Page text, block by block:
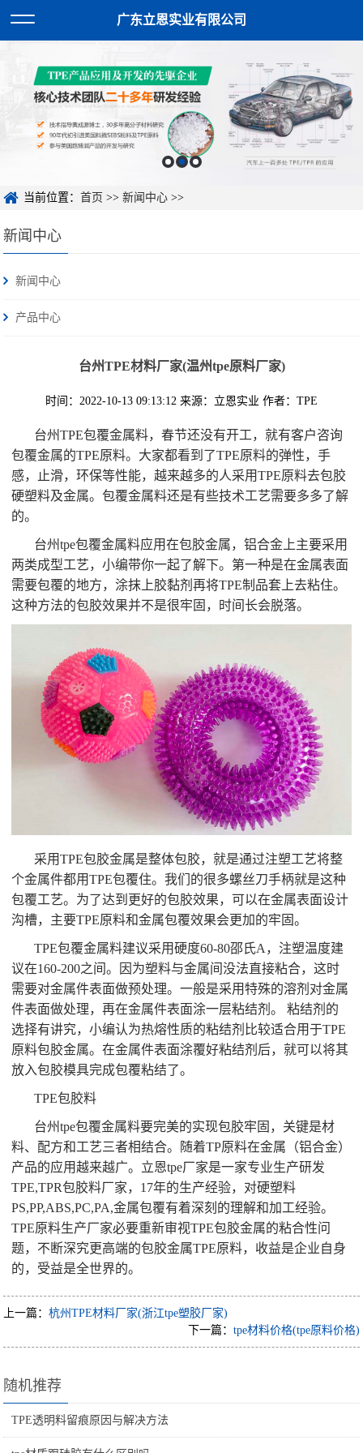
广东立恩实业有限公司
当前位置：首页 >>新闻中心 >>
新闻中心
新闻中心
产品中心
台州TPE材料厂家(温州tpe原料厂家)
时间：2022-10-13 09:13:12 来源：立恩实业 作者：TPE
台州TPE包覆金属料，春节还没有开工，就有客户咨询
包覆金属的TPE原料。大家都看到了TPE原料的弹性，手
感，止滑，环保等性能，越来越多的人采用TPE原料去包胶
硬塑料及金属。包覆金属料还是有些技术工艺需要多多了解
的。
台州tpe包覆金属料应用在包胶金属，铝合金上主要采用
两类成型工艺，小编带你一起了解下。第一种是在金属表面
需要包覆的地方，涂抹上胶黏剂再将TPE制品套上去粘住。
这种方法的包胶效果并不是很牢固，时间长会脱落。
采用TPE包胶金属是整体包胶，就是通过注塑工艺将整
个金属件都用TPE包覆住。我们的很多螺丝刀手柄就是这种
包覆工艺。为了达到更好的包胶效果，可以在金属表面设计
沟槽，主要TPE原料和金属包覆效果会更加的牢固。
TPE包覆金属料建议采用硬度60-80邵氏A，注塑温度建
议在160-200之间。因为塑料与金属间没法直接粘合，这时
需要对金属件表面做预处理。一般是采用特殊的溶剂对金属
件表面做处理，再在金属件表面涂一层粘结剂。 粘结剂的
选择有讲究，小编认为热熔性质的粘结剂比较适合用于TPE
原料包胶金属。在金属件表面涂覆好粘结剂后，就可以将其
放入包胶模具完成包覆粘结了。
TPE包胶料
台州tpe包覆金属料要完美的实现包胶牢固，关键是材
料、配方和工艺三者相结合。随着TP原料在金属（铝合金）
产品的应用越来越广。立恩tpe厂家是一家专业生产研发
TPE,TPR包胶料厂家，17年的生产经验，对硬塑料
PS,PP,ABS,PC,PA,金属包覆有着深刻的理解和加工经验。
TPE原料生产厂家必要重新审视TPE包胶金属的粘合性问
题，不断深究更高端的包胶金属TPE原料，收益是企业自身
的，受益是全世界的。
上一篇：杭州TPE材料厂家(浙江tpe塑胶厂家)
下一篇： tpe材料价格(tpe原料价格)
随机推荐
TPE透明料留痕原因与解决方法